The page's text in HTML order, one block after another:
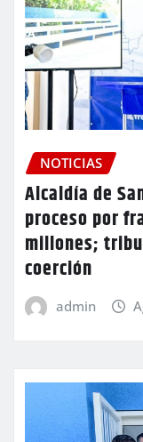
NOTICIAS
Alcaldía de
proceso por
millones;
coerción
admin